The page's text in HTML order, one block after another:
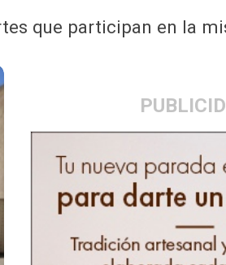
que participan en la